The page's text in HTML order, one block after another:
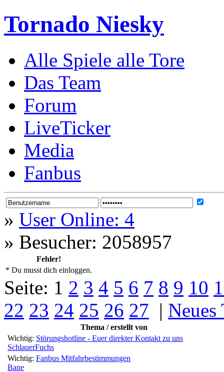
Tornado Niesky
Alle Spiele alle Tore
Das Team
Forum
LiveTicker
Media
Fanbus
» User Online: 4
» Besucher: 2058957
Fehler!
* Du musst dich einloggen.
Seite: 1 2 3 4 5 6 7 8 9 10
22 23 24 25 26 27 | Neues
Thema / erstellt von
Wichtig: Störungshotline - Euer direkter Kontakt zu uns
SchlauerFuchs
Wichtig: Fanbus Mitfahrbestimmungen
Bane